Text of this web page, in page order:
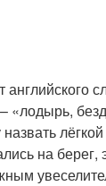
«лодырь,
на